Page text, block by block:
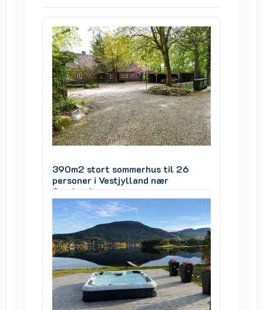
390m2 stort sommerhus til 26
personer i Vestjylland nær
Søndervig